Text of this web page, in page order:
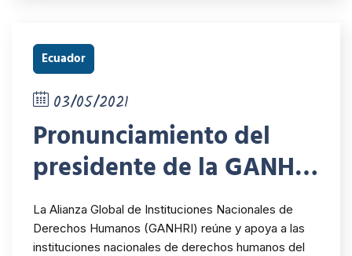
Ecuador
03/05/2021
Pronunciamiento del
presidente de la GANHRI
ante las protestas
ocurridas en Colombia
La Alianza Global de Instituciones Nacionales de
Derechos Humanos (GANHRI) reúne y apoya a las
instituciones nacionales de derechos humanos del